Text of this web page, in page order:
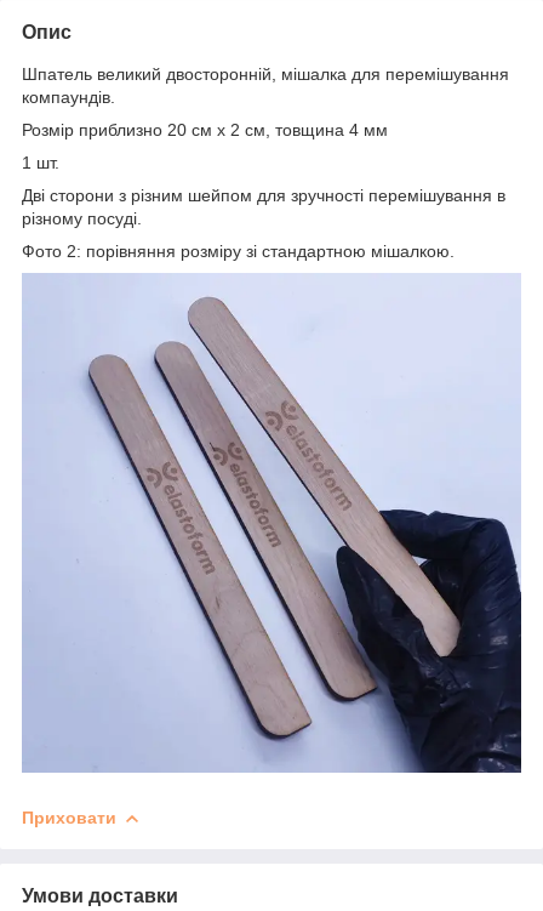
Опис
Шпатель великий двосторонній, мішалка для перемішування
компаундів.
Розмір приблизно 20 см х 2 см, товщина 4 мм
1 шт.
Дві сторони з різним шейпом для зручності перемішування в
різному посуді.
Фото 2: порівняння розміру зі стандартною мішалкою.
Приховати
Умови доставки